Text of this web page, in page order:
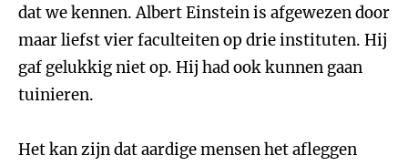
dat we kennen. Albert Einstein is afgewezen door
maar liefst vier faculteiten op drie instituten. Hij
gaf gelukkig niet op. Hij had ook kunnen gaan
tuinieren.
Het kan zijn dat aardige mensen het afleggen